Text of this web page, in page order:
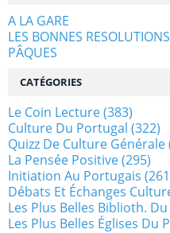
A LA GARE
LES BONNES
PÂQUES
CATÉGORIES
Le Coin Lecture(383)
Culture Du Portugal (322)
Quizz De Culture Générale
La Pensée Positive(295)
Initiation Au Portugais
Débats Et Échanges
Les Plus Belles Biblioth.
Les Plus Belles Églises Du